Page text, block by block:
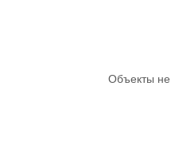
Объекты